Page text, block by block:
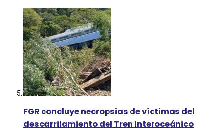
FGR concluye necropsias de víctimas del
descarrilamiento del Tren Interoceánico